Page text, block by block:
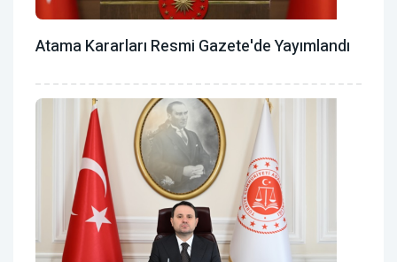
Atama Kararları Resmi Gazete'de Yayımlandı